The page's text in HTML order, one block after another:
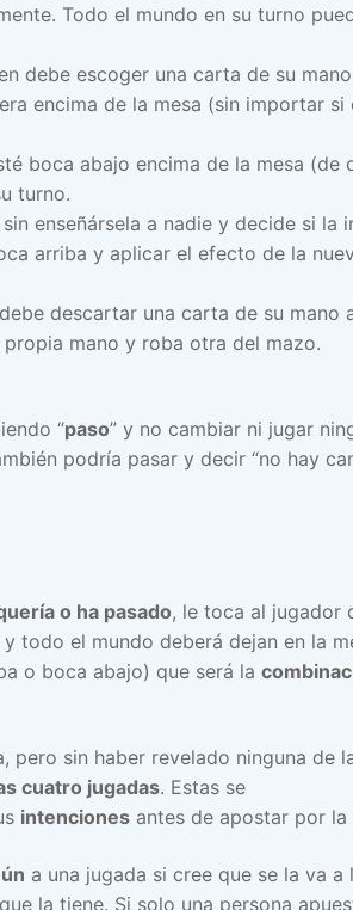
Todo el mundo en su turno
debe escoger una carta de su
encima de la mesa (sin importar
boca abajo encima de la mesa
turno.
enseñársela a nadie y decide si
arriba y aplicar el efecto de la
descartar una carta de su mano
mano y roba otra del mazo.
“paso” y no cambiar ni jugar
podría pasar y decir “no hay
o ha pasado, le toca al jugador
y todo el mundo deberá dejan en la
o boca abajo) que será la
pero sin haber revelado ninguna
cuatro jugadas. Estas se
intenciones antes de apostar por la
a una jugada si cree que se la va
la tiene. Si solo una persona